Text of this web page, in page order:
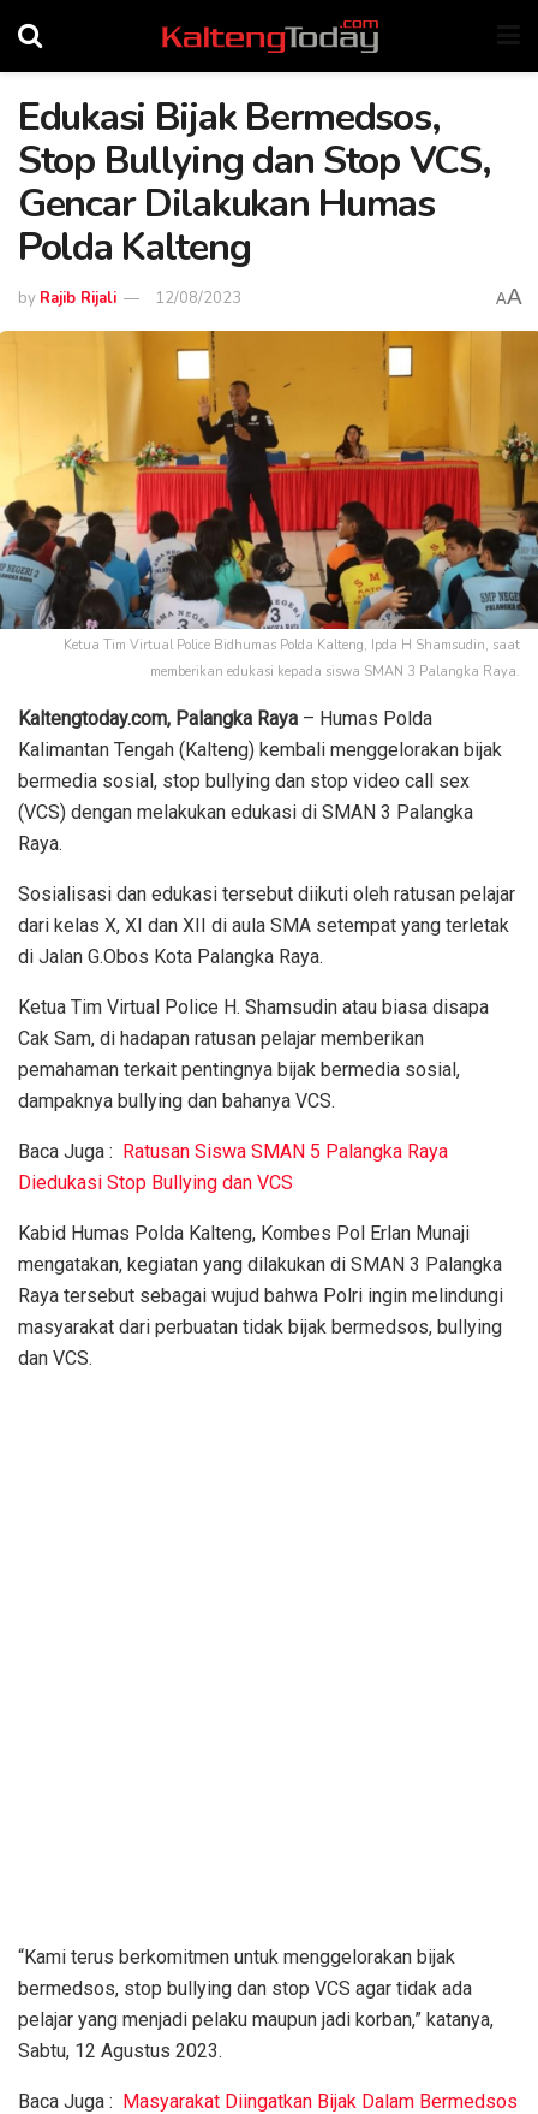
Edukasi Bijak Bermedsos,
Stop Bullying dan Stop VCS,
Gencar Dilakukan Humas
Polda Kalteng
by Rajib Rijali 12/08/2023 AA
Ketua Tim Virtual Police Bidhumas Polda Kalteng, Ipda H Shamsudin, saat
memberikan edukasi kepada siswa SMAN 3 Palangka Raya.
Kaltengtoday.com, Palangka Raya – Humas Polda
Kalimantan Tengah (Kalteng) kembali menggelorakan bijak
bermedia sosial, stop bullying dan stop video call sex
(VCS) dengan melakukan edukasi di SMAN 3 Palangka
Raya.
Sosialisasi dan edukasi tersebut diikuti oleh ratusan pelajar
dari kelas X, XI dan XII di aula SMA setempat yang terletak
di Jalan G.Obos Kota Palangka Raya.
Ketua Tim Virtual Police H. Shamsudin atau biasa disapa
Cak Sam, di hadapan ratusan pelajar memberikan
pemahaman terkait pentingnya bijak bermedia sosial,
dampaknya bullying dan bahanya VCS.
Baca Juga : Ratusan Siswa SMAN 5 Palangka Raya
Diedukasi Stop Bullying dan VCS
Kabid Humas Polda Kalteng, Kombes Pol Erlan Munaji
mengatakan, kegiatan yang dilakukan di SMAN 3 Palangka
Raya tersebut sebagai wujud bahwa Polri ingin melindungi
masyarakat dari perbuatan tidak bijak bermedsos, bullying
dan VCS.
“Kami terus berkomitmen untuk menggelorakan bijak
bermedsos, stop bullying dan stop VCS agar tidak ada
pelajar yang menjadi pelaku maupun jadi korban,” katanya,
Sabtu, 12 Agustus 2023.
Baca Juga : Masyarakat Diingatkan Bijak Dalam Bermedsos